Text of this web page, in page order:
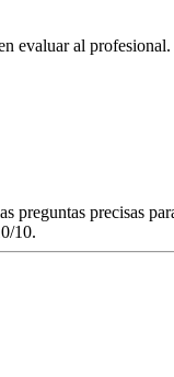
evaluar al profesional.
preguntas precisas
10.